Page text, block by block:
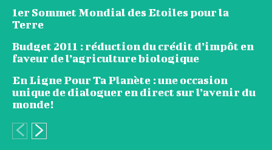
1er Sommet Mondial des Etoiles pour la
Terre
Budget 2011 : réduction du crédit d’impôt en
faveur de l’agriculture biologique
En Ligne Pour Ta Planète : une occasion
unique de dialoguer en direct sur l’avenir du
monde!